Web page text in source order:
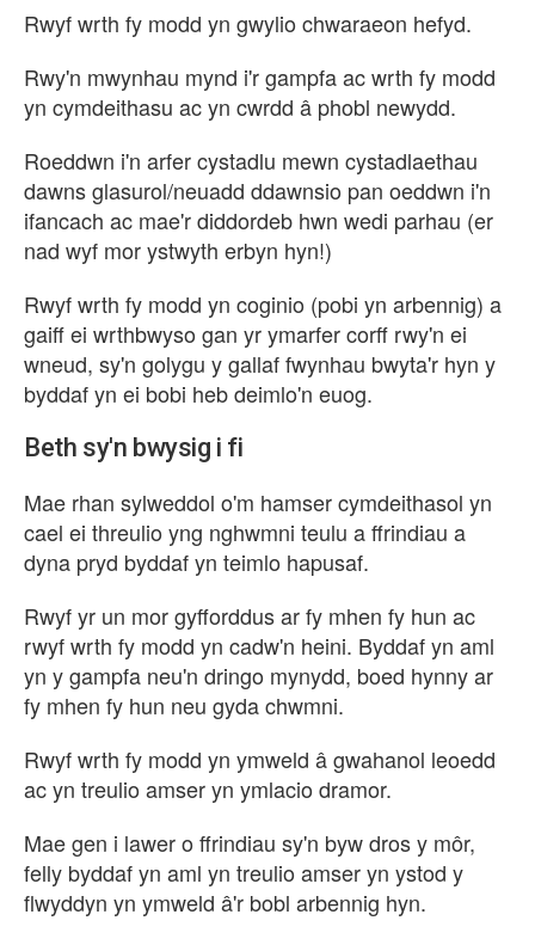
Rwyf wrth fy modd yn gwylio chwaraeon hefyd.
Rwy'n mwynhau mynd i'r gampfa ac wrth fy modd
yn cymdeithasu ac yn cwrdd â phobl newydd.
Roeddwn i'n arfer cystadlu mewn cystadlaethau
dawns glasurol/neuadd ddawnsio pan oeddwn i'n
ifancach ac mae'r diddordeb hwn wedi parhau (er
nad wyf mor ystwyth erbyn hyn!)
Rwyf wrth fy modd yn coginio (pobi yn arbennig) a
gaiff ei wrthbwyso gan yr ymarfer corff rwy'n ei
wneud, sy'n golygu y gallaf fwynhau bwyta'r hyn y
byddaf yn ei bobi heb deimlo'n euog.
Beth sy'n bwysig i fi
Mae rhan sylweddol o'm hamser cymdeithasol yn
cael ei threulio yng nghwmni teulu a ffrindiau a
dyna pryd byddaf yn teimlo hapusaf.
Rwyf yr un mor gyfforddus ar fy mhen fy hun ac
rwyf wrth fy modd yn cadw'n heini. Byddaf yn aml
yn y gampfa neu'n dringo mynydd, boed hynny ar
fy mhen fy hun neu gyda chwmni.
Rwyf wrth fy modd yn ymweld â gwahanol leoedd
ac yn treulio amser yn ymlacio dramor.
Mae gen i lawer o ffrindiau sy'n byw dros y môr,
felly byddaf yn aml yn treulio amser yn ystod y
flwyddyn yn ymweld â'r bobl arbennig hyn.